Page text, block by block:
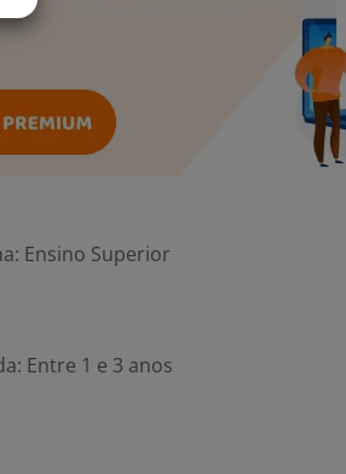
Ensino Superior
Entre 1 e 3 anos